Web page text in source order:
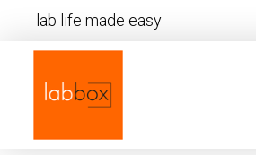
lab life made easy